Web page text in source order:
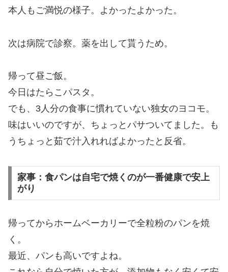
本人もご満悦の様子。よかったよかった。
次は病院で診察。薬を出して貰うため。
帰って昼ご飯。
今日はたらこパスタ。
でも、3人分の食事に慣れていない独女のヨコモ。
味はいいのですが、ちょっとパサついてました。も
うちょっと茹で汁入れればよかったと反省。
家事：食パンは自宅で焼くのが一番健康で安上
がり
帰ってからホームベーカリーで全粒粉のパンを焼
く。
最近、パンも高いですよね。